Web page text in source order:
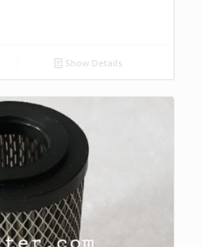
Show Details